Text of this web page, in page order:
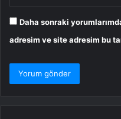
Daha sonraki
adresim ve site adresim bu